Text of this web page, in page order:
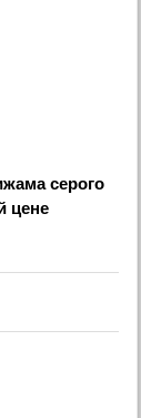
серого
цене